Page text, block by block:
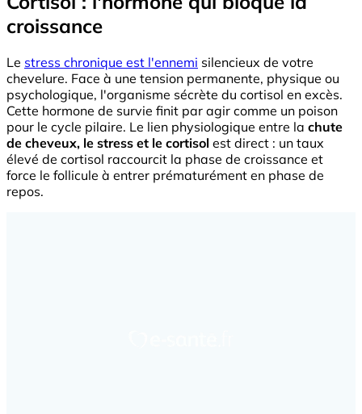
croissance
Le stress chronique est l'ennemi silencieux de votre
chevelure. Face à une tension permanente, physique ou
psychologique, l'organisme sécrète du cortisol en excès.
Cette hormone de survie finit par agir comme un poison
pour le cycle pilaire. Le lien physiologique entre la chute
de cheveux, le stress et le cortisol est direct : un taux
élevé de cortisol raccourcit la phase de croissance et
force le follicule à entrer prématurément en phase de
repos.